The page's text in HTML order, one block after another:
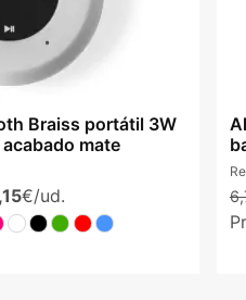
Braiss portátil 3W
mate
€/ud.